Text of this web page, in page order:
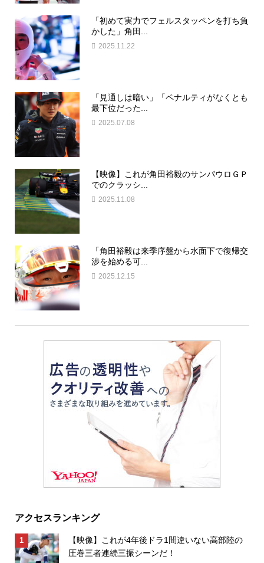
「初めて実力でフェルスタッペンを打ち負
かした」角田...
2025.11.22
「見通しは暗い」「ペナルティがなくとも
最下位だった...
2025.07.08
【映像】これが角田裕毅のサンパウロＧＰ
でのクラッシ...
2025.11.08
「角田裕毅は来季序盤から水面下で復帰交
渉を始める可...
2025.12.15
アクセスランキング
【映像】これが4年後ドラ1間違いない高部陸の
圧巻三者連続三振シーンだ！